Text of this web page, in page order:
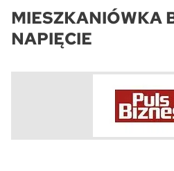
MIESZKANIÓWKA
NAPIĘCIE
Nowość
ATAL Ville przy Białej
Program Poleceń
Polecaj i zyskaj nawet 5
ATAL Floriana w